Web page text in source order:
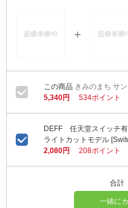
きみのまち サ
5,340円
534ポイント
DEFF 任天堂スイッチ
ライトカットモデル
2,080円
208ポイント
合計
一緒に